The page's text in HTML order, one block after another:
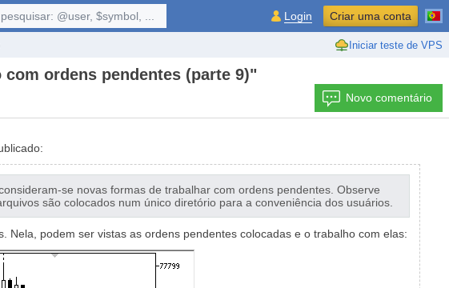
Iniciar teste de VPS
@user, $symbol, ... Login Criar uma conta
ordens pendentes (parte 9)"
Novo comentário
se novas formas de trabalhar com ordens pendentes. Observe
são colocados num único diretório para a conveniência dos usuários.
podem ser vistas as ordens pendentes colocadas e o trabalho com elas: